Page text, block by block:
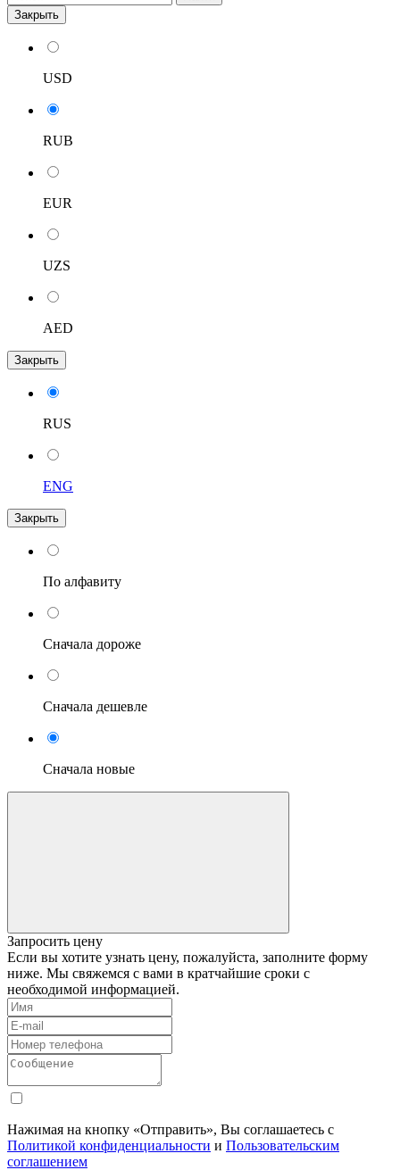
Закрыть
USD
RUB
EUR
UZS
AED
Закрыть
RUS
ENG
Закрыть
По алфавиту
Сначала дороже
Сначала дешевле
Сначала новые
Запросить цену
Если вы хотите узнать цену, пожалуйста, заполните форму
ниже. Мы свяжемся с вами в кратчайшие сроки с
необходимой информацией.
Нажимая на кнопку «Отправить», Вы соглашаетесь с
Политикой конфиденциальности и Пользовательским
соглашением